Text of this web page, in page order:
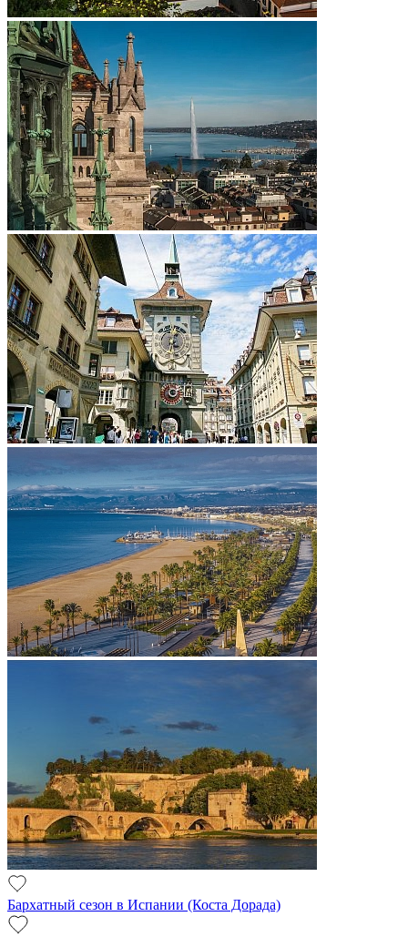
Бархатный сезон в Испании (Коста Дорада)